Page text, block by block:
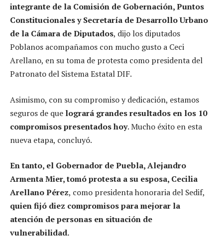
integrante de la Comisión de Gobernación, Puntos
Constitucionales y Secretaría de Desarrollo Urbano
de la Cámara de Diputados, dijo los diputados
Poblanos acompañamos con mucho gusto a Ceci
Arellano, en su toma de protesta como presidenta del
Patronato del Sistema Estatal DIF.
Asimismo, con su compromiso y dedicación, estamos
seguros de que logrará grandes resultados en los 10
compromisos presentados hoy. Mucho éxito en esta
nueva etapa, concluyó.
En tanto, el Gobernador de Puebla, Alejandro
Armenta Mier, tomó protesta a su esposa, Cecilia
Arellano Pérez, como presidenta honoraria del Sedif,
quien fijó diez compromisos para mejorar la
atención de personas en situación de
vulnerabilidad.